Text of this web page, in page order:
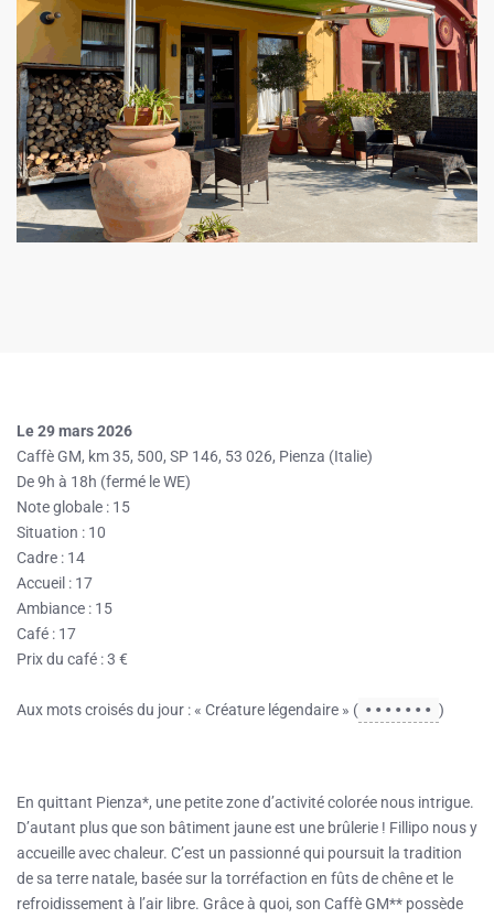
Le 29 mars 2026
Caffè GM, km 35, 500, SP 146, 53 026, Pienza (Italie)
De 9h à 18h (fermé le WE)
Note globale : 15
Situation : 10
Cadre : 14
Accueil : 17
Ambiance : 15
Café : 17
Prix du café : 3 €
Aux mots croisés du jour : « Créature légendaire » ( ••••••• )
En quittant Pienza*, une petite zone d’activité colorée nous intrigue.
D’autant plus que son bâtiment jaune est une brûlerie ! Fillipo nous y
accueille avec chaleur. C’est un passionné qui poursuit la tradition
de sa terre natale, basée sur la torréfaction en fûts de chêne et le
refroidissement à l’air libre. Grâce à quoi, son Caffè GM** possède